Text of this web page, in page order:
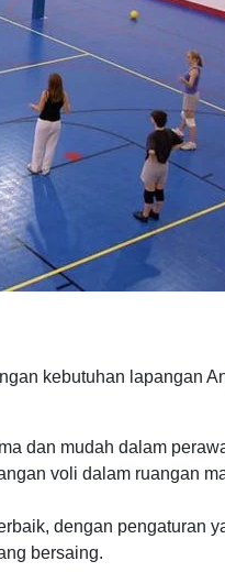
kebutuhan lapangan
dan mudah dalam
voli dalam ruangan
dengan pengaturan
bersaing.